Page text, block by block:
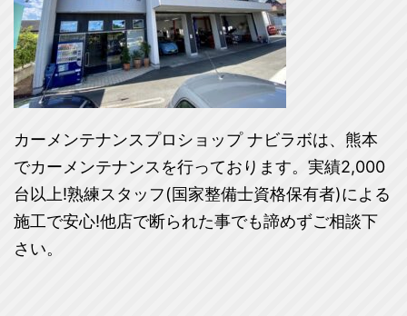
カーメンテナンスプロショップ ナビラボは、熊本
でカーメンテナンスを行っております。実績2,000
台以上!熟練スタッフ(国家整備士資格保有者)による
施工で安心!他店で断られた事でも諦めずご相談下
さい。